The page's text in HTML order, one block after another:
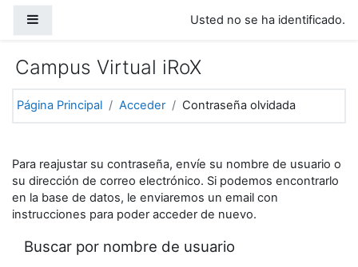
Usted no se ha identificado.
Campus Virtual iRoX
Página Principal Acceder Contraseña olvidada
Para reajustar su contraseña, envíe su nombre de usuario o
su dirección de correo electrónico. Si podemos encontrarlo
en la base de datos, le enviaremos un email con
instrucciones para poder acceder de nuevo.
Buscar por nombre de usuario